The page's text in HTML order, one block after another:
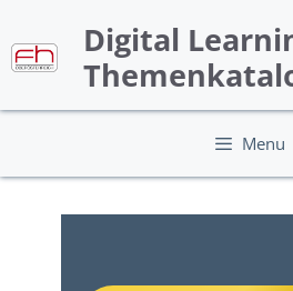
content
Digital
Menu